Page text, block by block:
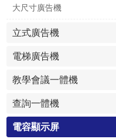
大尺寸廣告機
立式廣告機
電梯廣告機
教學會議一體機
查詢一體機
電容顯示屏